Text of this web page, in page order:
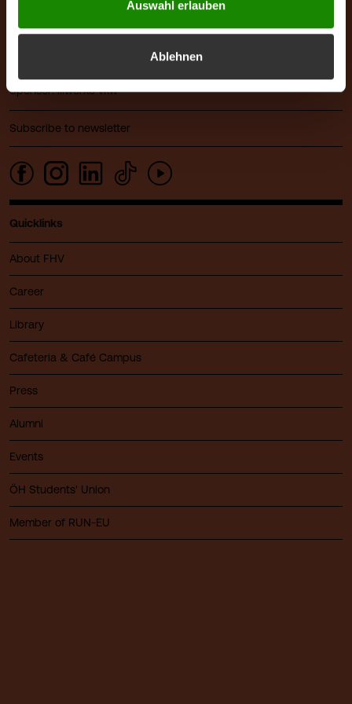
Auswahl erlauben
Ablehnen
Austria
Sponsor: illwerke vkw
Subscribe to newsletter
Quicklinks
About FHV
Career
Library
Cafeteria & Café Campus
Press
Alumni
Events
ÖH Students' Union
Member of RUN-EU